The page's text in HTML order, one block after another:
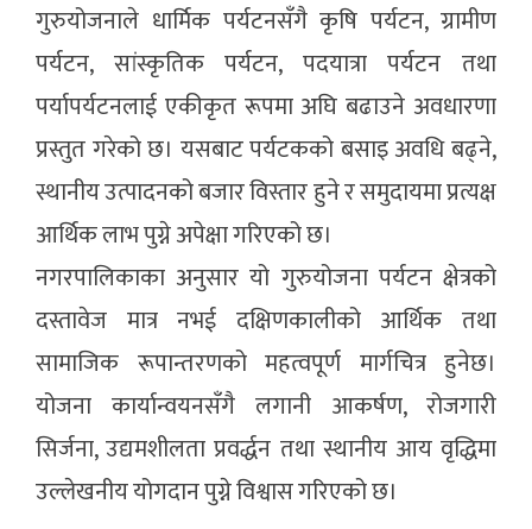
गुरुयोजनाले धार्मिक पर्यटनसँगै कृषि पर्यटन, ग्रामीण
पर्यटन, सांस्कृतिक पर्यटन, पदयात्रा पर्यटन तथा
पर्यापर्यटनलाई एकीकृत रूपमा अघि बढाउने अवधारणा
प्रस्तुत गरेको छ। यसबाट पर्यटकको बसाइ अवधि बढ्ने,
स्थानीय उत्पादनको बजार विस्तार हुने र समुदायमा प्रत्यक्ष
आर्थिक लाभ पुग्ने अपेक्षा गरिएको छ।
नगरपालिकाका अनुसार यो गुरुयोजना पर्यटन क्षेत्रको
दस्तावेज मात्र नभई दक्षिणकालीको आर्थिक तथा
सामाजिक रूपान्तरणको महत्वपूर्ण मार्गचित्र हुनेछ।
योजना कार्यान्वयनसँगै लगानी आकर्षण, रोजगारी
सिर्जना, उद्यमशीलता प्रवर्द्धन तथा स्थानीय आय वृद्धिमा
उल्लेखनीय योगदान पुग्ने विश्वास गरिएको छ।